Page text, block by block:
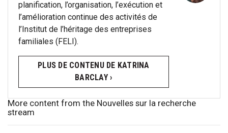
planification, l’organisation, l’exécution et
l’amélioration continue des activités de
l’Institut de l’héritage des entreprises
familiales (FELI).
PLUS DE CONTENU DE KATRINA
BARCLAY ›
More content from the Nouvelles sur la recherche
stream